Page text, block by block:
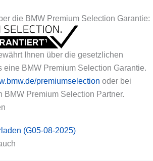
die BMW Premium Selection Garantie:
Ihnen über die gesetzlichen
eine BMW Premium Selection Garantie.
premiumselection oder bei
BMW Premium Selection Partner.
(G05-08-2025)